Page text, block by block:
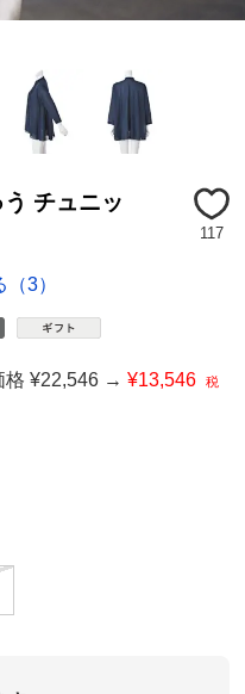
チュニッ
117
3）
格 ¥22,546 →¥13,546 税